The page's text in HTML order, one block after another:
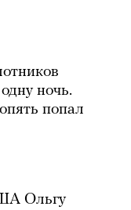
ночь.
попал
Ольгу